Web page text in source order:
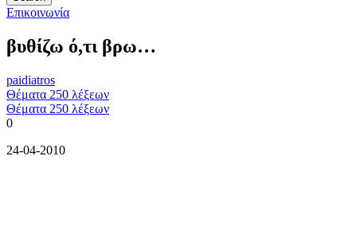
Επικοινωνία
βυθίζω ό,τι βρω…
paidiatros
Θέματα 250 λέξεων
Θέματα 250 λέξεων
0
24-04-2010